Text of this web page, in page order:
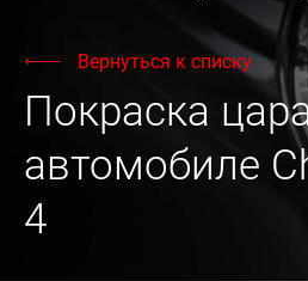
Вернуться к списку
Покраска
автомобиле
4